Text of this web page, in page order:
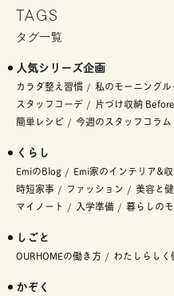
TAGS
タグ一覧
人気シリーズ企画
カラダ整え習慣 私のモーニングル
スタッフコーデ
片づけ収納
簡単レシピ
今週のスタッフコラム
くらし
EmiのBlog Emi家のインテリア&
時短家事
ファッション 美容と
マイノート
入学準備 暮らしの
しごと
OURHOMEの働き方 わたしらしく
かぞく